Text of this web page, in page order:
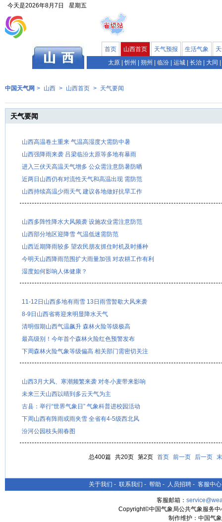
今天是2026年8月7日 星期五
首页 山西首页 天气预报 生活气象
太原
忻州 朔州 临汾 运城 长治 大同
中国天气网 > 山西 > 山西首页 > 天气要闻
天气要闻
山西高温卷土重来 气温高湿度大需防中暑
山西强降雨来袭 吕梁临汾太原等多地有暴雨
进入三伏天高温天气增多 公众需注意防暑防晒
近两日山西仍有对流性天气和高温出现 需防范
山西持续高温少雨天气 建议各地做好抗旱工作
山西多阵性降水大风频袭 设施农业需注意防范
山西部分地区迎降雪 气温低迷需防范
山西近期降雨较多 望农民朋友抓住时机及时播种
今明天山西降雨范围扩大雨量加强 对农耕工作有利
湿度如何影响人体健康？
11-12日山西多地有雨雪 13日雨雪暂歇大风来袭
8-9日山西省将迎来明显降水天气
清明假期山西气温飙升 森林火险等级极高
最高级别！今年首个森林火险红色预警发布
下周森林火险气象等级偏高 相关部门需密切关注
山西3月大风、寒潮频繁来袭 对冬小麦带来影响
未来三天山西以晴到多云天气为主
古县：举行“世界气象日” 气象科普进校园活动
下周山西有阵雨或雨夹雪 全省有4-5级西北风
汾河公园枝头闹春图
总400篇 共20页 第2页 首页 前一页 后一页
关于我们 - 联系我们 - 帮助 - 人员招聘 - 客服中心
客服邮箱：
Copyright©中国气象局公共气象服务
制作维护：中国气